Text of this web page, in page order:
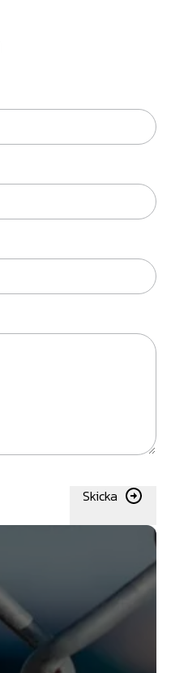
Skicka